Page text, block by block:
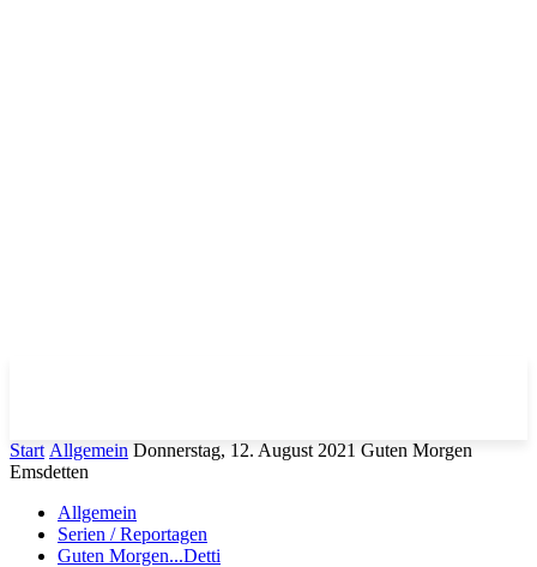
Start Allgemein Donnerstag, 12. August 2021 Guten Morgen
Emsdetten
Allgemein
Serien / Reportagen
Guten Morgen...Detti